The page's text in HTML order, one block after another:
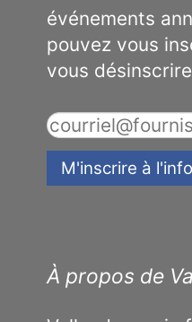
événements
pouvez vous
vous
À propos de